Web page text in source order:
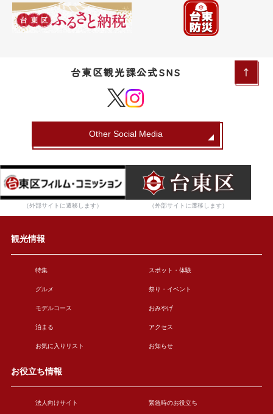
台東区観光課公式SNS
Other Social Media
（外部サイトに遷移します） （外部サイトに遷移します）
観光情報
特集 スポット・体験
グルメ 祭り・イベント
モデルコース おみやげ
泊まる アクセス
お気に入りリスト お知らせ
お役立ち情報
法人向けサイト 緊急時のお役立ち